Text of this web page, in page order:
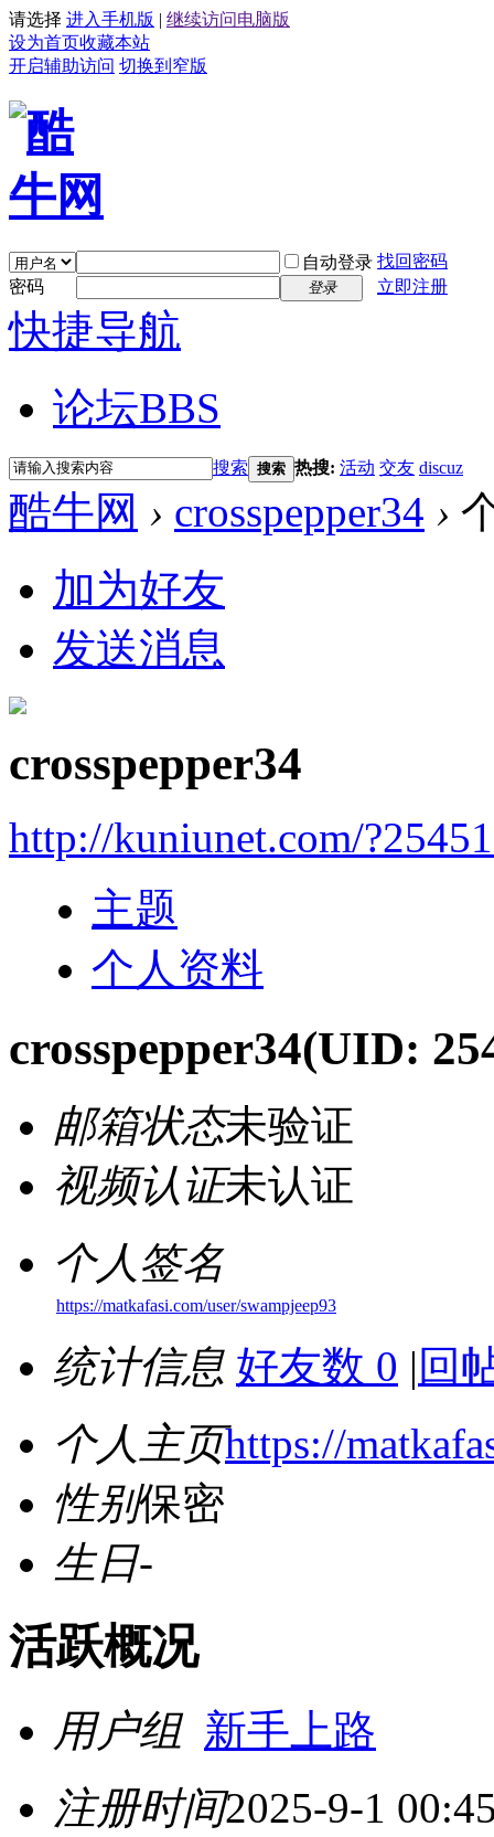
请选择 进入手机版 | 继续访问电脑版
设为首页收藏本站
开启辅助访问 切换到窄版
自动登录 找回密码
密码
登录 立即注册
快捷导航
论坛BBS
搜索 搜索 热搜: 活动 交友 discuz
酷牛网 › crosspepper34 ›
加为好友
发送消息
crosspepper34
http://kuniunet.com/
主题
个人资料
crosspepper34(UID:
邮箱状态未验证
视频认证未认证
个人签名
https://matkafasi.com/user/swampjeep93
统计信息 好友数 0 | 回
个人主页https://
性别保密
生日-
活跃概况
用户组 新手上路
注册时间2025-9-1